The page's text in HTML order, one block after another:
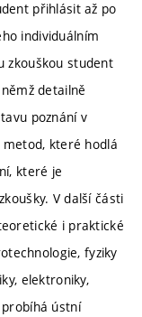
přihlásit až po
individuálním
zkouškou student
detailně
poznání v
které hodlá
které je
V další části
i praktické
fyziky
elektroniky,
ústní